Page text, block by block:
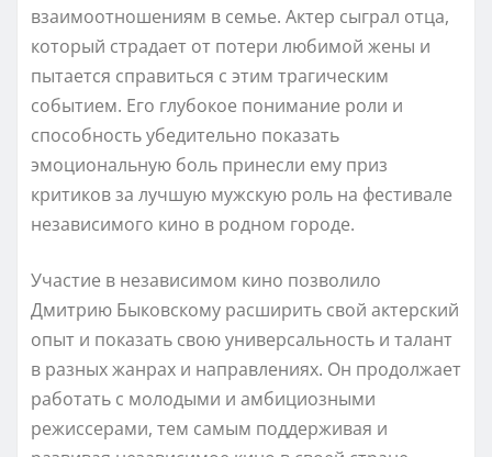
взаимоотношениям в семье. Актер сыграл отца,
который страдает от потери любимой жены и
пытается справиться с этим трагическим
событием. Его глубокое понимание роли и
способность убедительно показать
эмоциональную боль принесли ему приз
критиков за лучшую мужскую роль на фестивале
независимого кино в родном городе.
Участие в независимом кино позволило
Дмитрию Быковскому расширить свой актерский
опыт и показать свою универсальность и талант
в разных жанрах и направлениях. Он продолжает
работать с молодыми и амбициозными
режиссерами, тем самым поддерживая и